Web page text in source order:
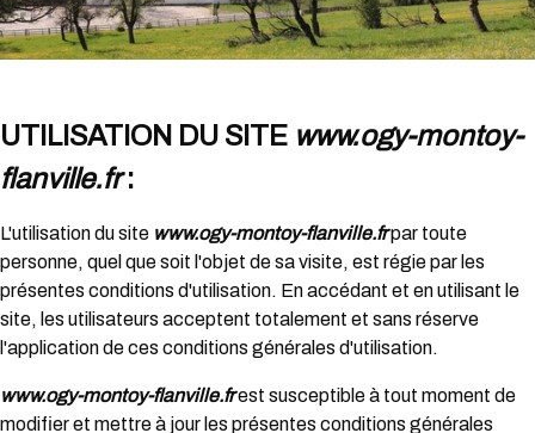
UTILISATION DU SITE www.ogy-montoy-
flanville.fr:
L'utilisation du site www.ogy-montoy-flanville.frpar toute
personne, quel que soit l'objet de sa visite, est régie par les
présentes conditions d'utilisation. En accédant et en utilisant le
site, les utilisateurs acceptent totalement et sans réserve
l'application de ces conditions générales d'utilisation.
www.ogy-montoy-flanville.frest susceptible à tout moment de
modifier et mettre à jour les présentes conditions générales